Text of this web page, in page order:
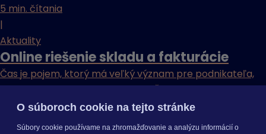
5 min. čítania
|
Aktuality
Online riešenie skladu a fakturácie
Čas je pojem, ktorý má veľký význam pre podnikateľa,
ale aj pre samotného zákazníka. Čím to je, že niekedy
nakúpime rýchlo, všetko prebehne hladko a inokedy
nám doručia tovar v inej farbe...
O súboroch cookie na tejto stránke
Súbory cookie používame na zhromažďovanie a analýzu informácií o